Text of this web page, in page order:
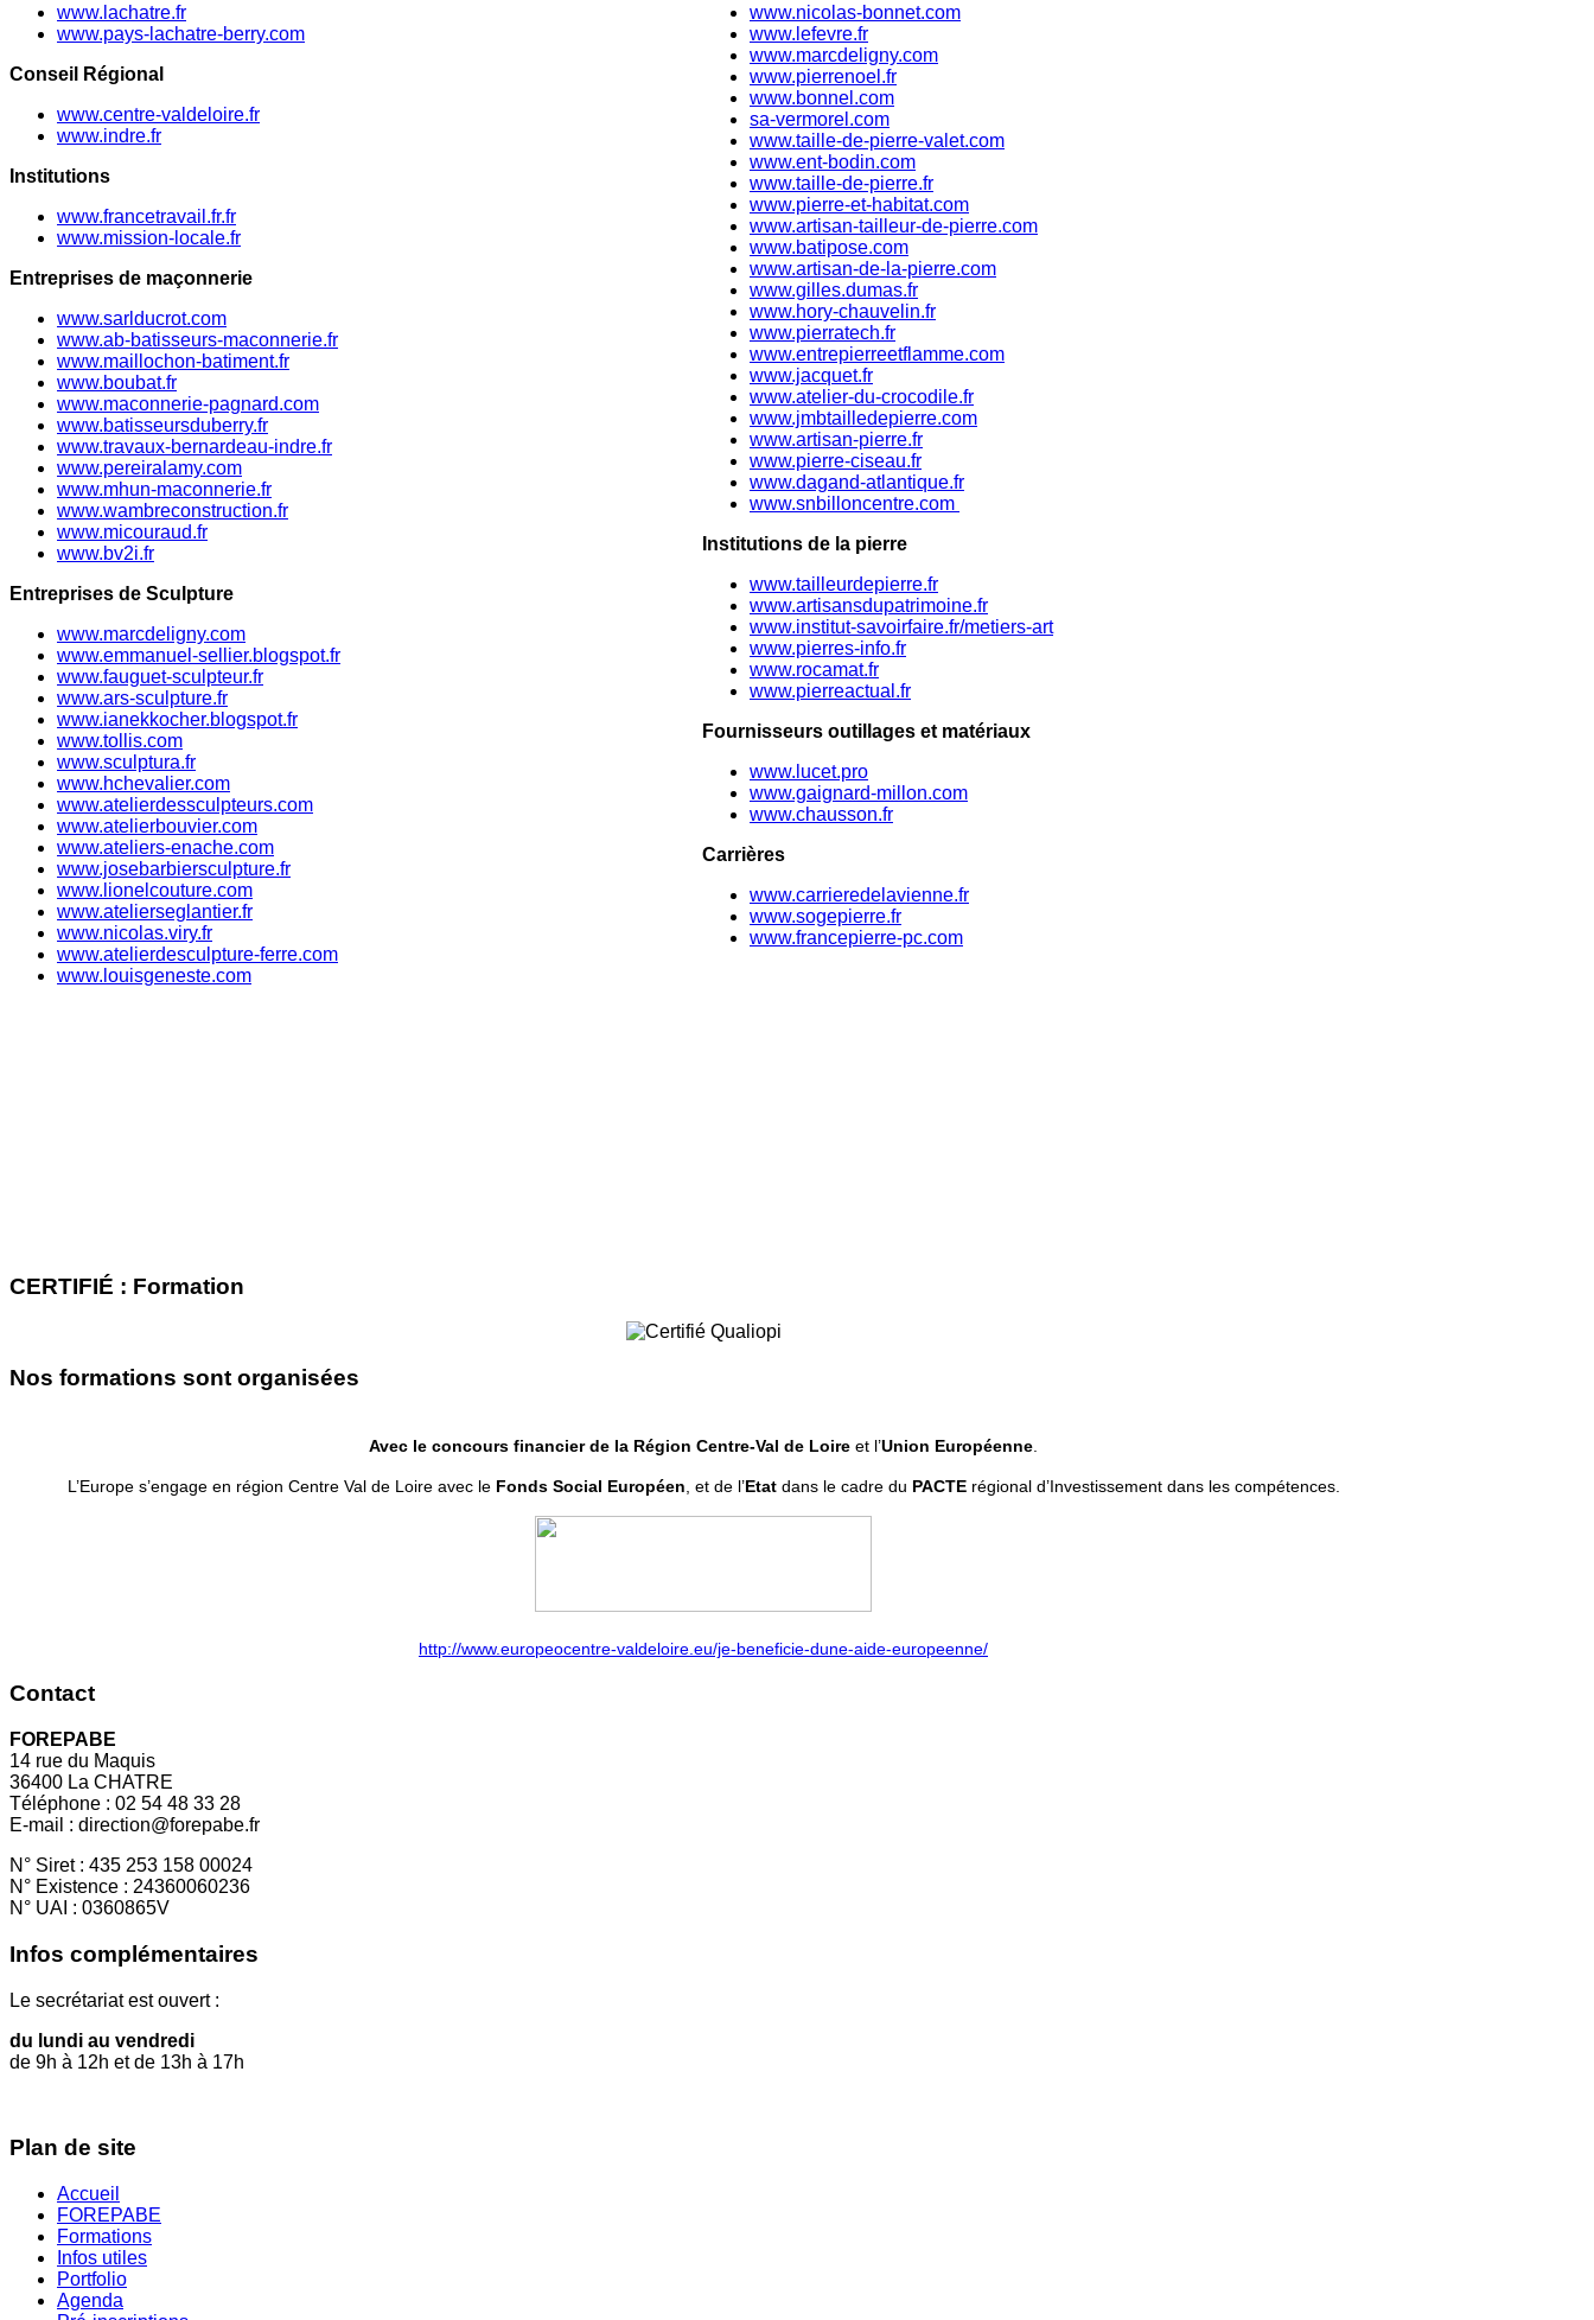
www.lachatre.fr
www.pays-lachatre-berry.com
Conseil Régional
www.centre-valdeloire.fr
www.indre.fr
Institutions
www.francetravail.fr.fr
www.mission-locale.fr
Entreprises de maçonnerie
www.sarlducrot.com
www.ab-batisseurs-maconnerie.fr
www.maillochon-batiment.fr
www.boubat.fr
www.maconnerie-pagnard.com
www.batisseursduberry.fr
www.travaux-bernardeau-indre.fr
www.pereiralamy.com
www.mhun-maconnerie.fr
www.wambreconstruction.fr
www.micouraud.fr
www.bv2i.fr
Entreprises de Sculpture
www.marcdeligny.com
www.emmanuel-sellier.blogspot.fr
www.fauguet-sculpteur.fr
www.ars-sculpture.fr
www.ianekkocher.blogspot.fr
www.tollis.com
www.sculptura.fr
www.hchevalier.com
www.atelierdessculpteurs.com
www.atelierbouvier.com
www.ateliers-enache.com
www.josebarbiersculpture.fr
www.lionelcouture.com
www.atelierseglantier.fr
www.nicolas.viry.fr
www.atelierdesculpture-ferre.com
www.louisgeneste.com
www.nicolas-bonnet.com
www.lefevre.fr
www.marcdeligny.com
www.pierrenoel.fr
www.bonnel.com
sa-vermorel.com
www.taille-de-pierre-valet.com
www.ent-bodin.com
www.taille-de-pierre.fr
www.pierre-et-habitat.com
www.artisan-tailleur-de-pierre.com
www.batipose.com
www.artisan-de-la-pierre.com
www.gilles.dumas.fr
www.hory-chauvelin.fr
www.pierratech.fr
www.entrepierreetflamme.com
www.jacquet.fr
www.atelier-du-crocodile.fr
www.jmbtailledepierre.com
www.artisan-pierre.fr
www.pierre-ciseau.fr
www.dagand-atlantique.fr
www.snbilloncentre.com
Institutions de la pierre
www.tailleurdepierre.fr
www.artisansdupatrimoine.fr
www.institut-savoirfaire.fr/metiers-art
www.pierres-info.fr
www.rocamat.fr
www.pierreactual.fr
Fournisseurs outillages et matériaux
www.lucet.pro
www.gaignard-millon.com
www.chausson.fr
Carrières
www.carrieredelavienne.fr
www.sogepierre.fr
www.francepierre-pc.com
CERTIFIÉ : Formation
Nos formations sont organisées
Avec le concours financier de la Région Centre-Val de Loire et l’Union Européenne
L’Europe s’engage en région Centre Val de Loire avec le Fonds Social Européen , et de l’Etatdans le cadre du PACTErégional d’Investissement dans les compétences.
http://www.europeocentre-valdeloire.eu/je-beneficie-dune-aide-europeenne/
Contact
FOREPABE
14 rue du Maquis
36400 La CHATRE
Téléphone : 02 54 48 33 28
E-mail : direction@forepabe.fr
N° Siret : 435 253 158 00024
N° Existence : 24360060236
N° UAI : 0360865V
Infos complémentaires
Le secrétariat est ouvert :
du lundi au vendredi
de 9h à 12h et de 13h à 17h
Plan de site
Accueil
FOREPABE
Formations
Infos utiles
Portfolio
Agenda